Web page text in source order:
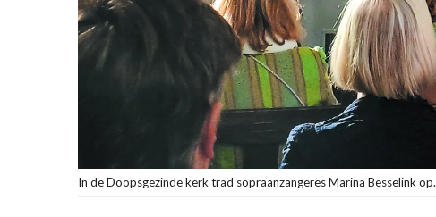
In de Doopsgezinde kerk trad sopraanzangeres Marina Besselink op.